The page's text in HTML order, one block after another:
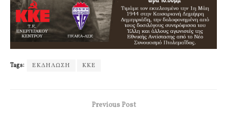
Tags: ΕΚΔΗΛΩΣΗ ΚΚΕ
Previous Post